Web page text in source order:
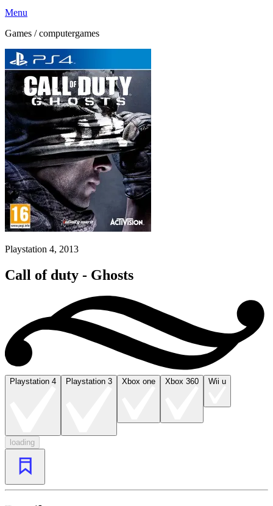
Menu
Games / computergames
Playstation 4, 2013
Call of duty - Ghosts
Playstation 4 Playstation 3 Xbox one Xbox 360 Wii u
loading